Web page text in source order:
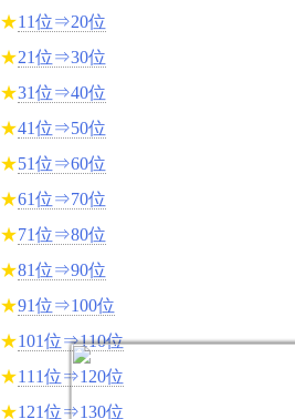
★11位⇒20位
★21位⇒30位
★31位⇒40位
★41位⇒50位
★51位⇒60位
★61位⇒70位
★71位⇒80位
★81位⇒90位
★91位⇒100位
★101位⇒110位
★111位⇒120位
★121位⇒130位